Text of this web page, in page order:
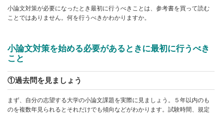
小論文対策が必要になったとき最初に行うべきことは、参考書を買って読む
ことではありません。何を行うべきかわかりますか。
小論文対策を始める必要があるときに最初に行うべき
こと
①過去問を見ましょう
まず、自分の志望する大学の小論文課題を実際に見ましょう。５年以内のも
のを複数年見られるとそれだけでも傾向などがわかります。試験時間、規定